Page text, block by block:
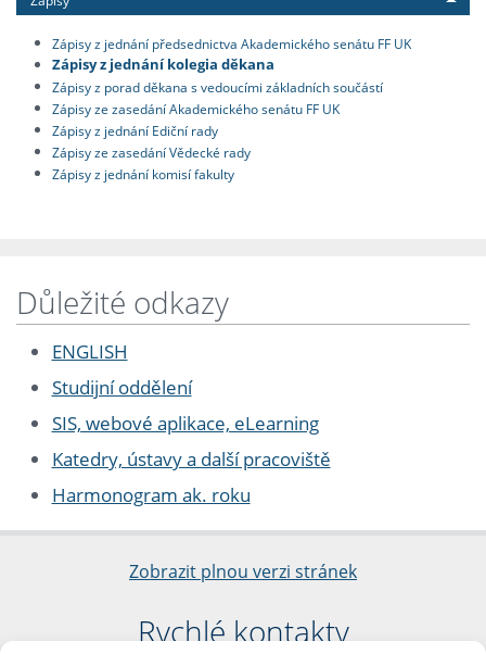
Zápisy z jednání předsednictva Akademického senátu FF UK
Zápisy z jednání kolegia děkana
Zápisy z porad děkana s vedoucími základních součástí
Zápisy ze zasedání Akademického senátu FF UK
Zápisy z jednání Ediční rady
Zápisy ze zasedání Vědecké rady
Zápisy z jednání komisí fakulty
Důležité odkazy
ENGLISH
Studijní oddělení
SIS, webové aplikace, eLearning
Katedry, ústavy a další pracoviště
Harmonogram ak. roku
Zobrazit plnou verzi stránek
Rychlé kontakty